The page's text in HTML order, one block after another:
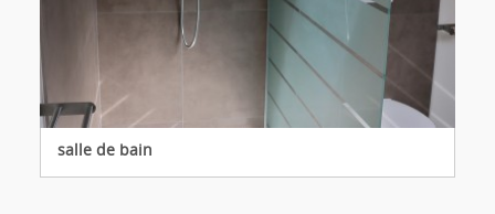
salle de bain